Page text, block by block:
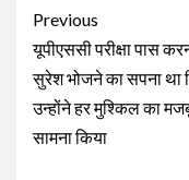
Continue
Reading
Previous
यूपीएससी परीक्षा पास
सुरेश भोजने का सपना था
उन्होंने हर मुश्किल का
सामना किया